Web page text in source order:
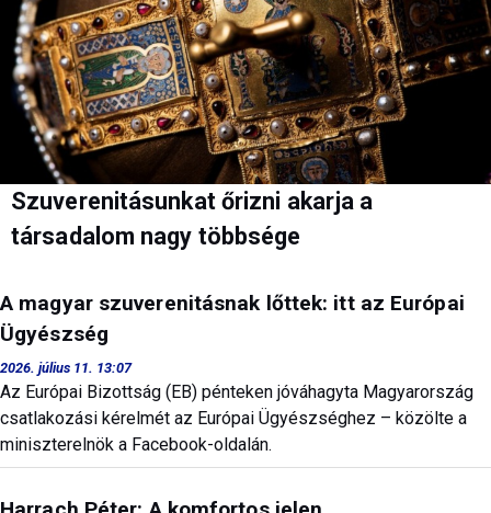
Szuverenitásunkat őrizni akarja a
társadalom nagy többsége
A magyar szuverenitásnak lőttek: itt az Európai
Ügyészség
2026. július 11. 13:07
Az Európai Bizottság (EB) pénteken jóváhagyta Magyarország
csatlakozási kérelmét az Európai Ügyészséghez – közölte a
miniszterelnök a Facebook-oldalán.